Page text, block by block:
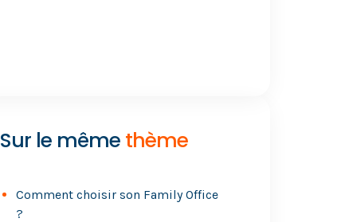
Sur le même thème
Comment choisir son Family Office
?